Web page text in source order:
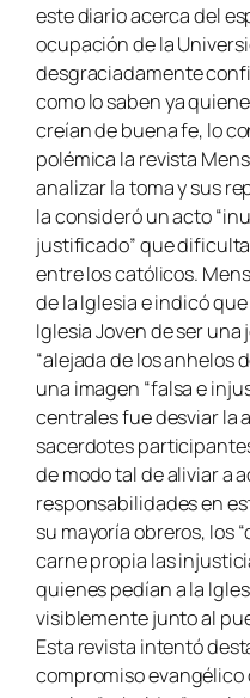
este diario acerca del
ocupación de la
desgraciadamente
como lo saben ya
creían de buena fe, lo
polémica la revista
analizar la toma y sus
la consideró un acto
justificado” que
entre los católicos.
de la Iglesia e indicó
Iglesia Joven de ser
“alejada de los anhelos
una imagen “falsa e
centrales fue desviar la
sacerdotes
de modo tal de aliviar a
responsabilidades en
su mayoría obreros, los
carne propia las
quienes pedían a la
visiblemente junto al
Esta revista intentó
compromiso evangélico